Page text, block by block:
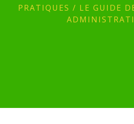
PRATIQUES / LE GUIDE